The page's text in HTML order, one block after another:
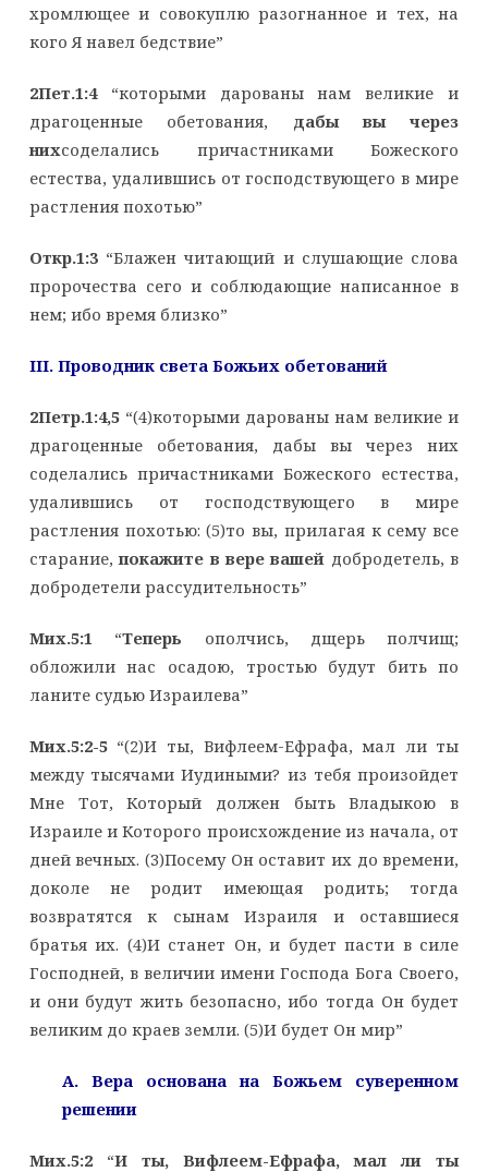
хромлющее и совокуплю разогнанное и тех, на
кого Я навел бедствие”
2Пет.1:4“которыми дарованы нам великие и
драгоценные обетования,
дабы вы через
нихсоделались причастниками Божеского
естества, удалившись от господствующего в мире
растления похотью”
Откр.1:3“Блажен читающий и слушающие слова
пророчества сего и соблюдающие написанное в
нем; ибо время близко”
III. Проводник света Божьих обетований
2Петр.1:4,5“(4)которыми дарованы нам великие и
драгоценные обетования, дабы вы через них
соделались причастниками Божеского естества,
удалившись от господствующего в мире
растления похотью: (5)то вы, прилагая к сему все
старание,покажите в вере вашей добродетель, в
добродетели рассудительность”
Мих.5:1 “Теперь ополчись, дщерь полчищ;
обложили нас осадою, тростью будут бить по
ланите судью Израилева”
Мих.5:2-5 “(2)И ты, Вифлеем-Ефрафа, мал ли ты
между тысячами Иудиными? из тебя произойдет
Мне Тот, Который должен быть Владыкою в
Израиле и Которого происхождение из начала, от
дней вечных. (3)Посему Он оставит их до времени,
доколе не родит имеющая родить; тогда
возвратятся к сынам Израиля и оставшиеся
братья их. (4)И станет Он, и будет пасти в силе
Господней, в величии имени Господа Бога Своего,
и они будут жить безопасно, ибо тогда Он будет
великим до краев земли. (5)И будет Он мир”
A. Вера основана на Божьем суверенном
решении
Мих.5:2 “И ты, Вифлеем-Ефрафа, мал ли ты